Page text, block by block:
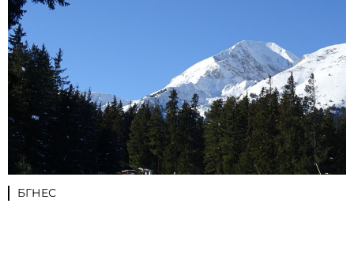
БГНЕС